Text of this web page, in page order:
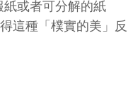
或者可分解的紙
這種「樸實的美」反